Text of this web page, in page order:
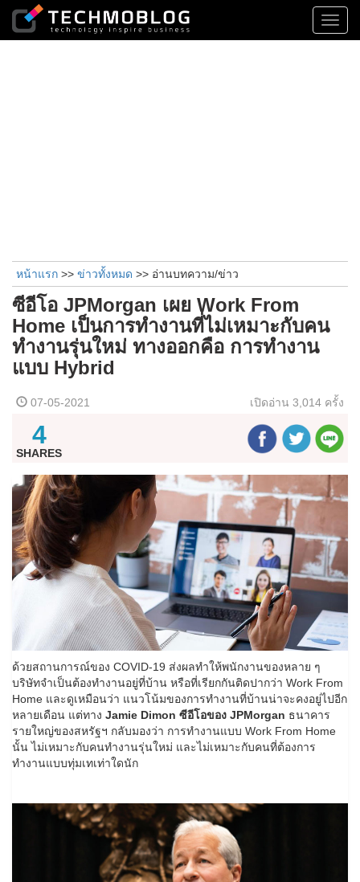
หน้าแรก >> ข่าวทั้งหมด >> อ่านบทความ/ข่าว
ซีอีโอ JPMorgan เผย Work From
Home เป็นการทำงานที่ไม่เหมาะกับคน
ทำงานรุ่นใหม่ ทางออกคือ การทำงาน
แบบ Hybrid
07-05-2021 เปิดอ่าน 3,014 ครั้ง
4
SHARES
ด้วยสถานการณ์ของ COVID-19 ส่งผลทำให้พนักงานของหลาย ๆ
บริษัทจำเป็นต้องทำงานอยู่ที่บ้าน หรือที่เรียกกันติดปากว่า Work From
Home และดูเหมือนว่า แนวโน้มของการทำงานที่บ้านน่าจะคงอยู่ไปอีก
หลายเดือน แต่ทาง Jamie Dimon ซีอีโอของ JPMorgan ธนาคาร
รายใหญ่ของสหรัฐฯ กลับมองว่า การทำงานแบบ Work From Home
นั้น ไม่เหมาะกับคนทำงานรุ่นใหม่ และไม่เหมาะกับคนที่ต้องการ
ทำงานแบบทุ่มเทเท่าใดนัก